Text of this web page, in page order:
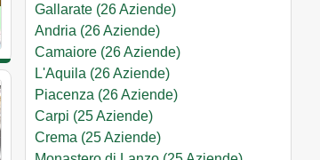
Gallarate (26 Aziende)
Andria (26 Aziende)
Camaiore (26 Aziende)
L'Aquila (26 Aziende)
Piacenza (26 Aziende)
Carpi (25 Aziende)
Crema (25 Aziende)